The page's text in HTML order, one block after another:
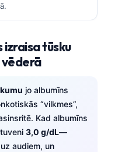
izraisa tūsku
vēderā
jo albumīns
“vilkmes”,
Kad albumīns
3,0 g/dL—
audiem, un